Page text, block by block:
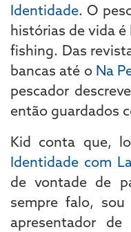
Identidade. O
histórias de vida
fishing. Das
bancas até o Na
pescador
então guardados
Kid conta que,
Identidade com
de vontade de
sempre falo,
apresentador